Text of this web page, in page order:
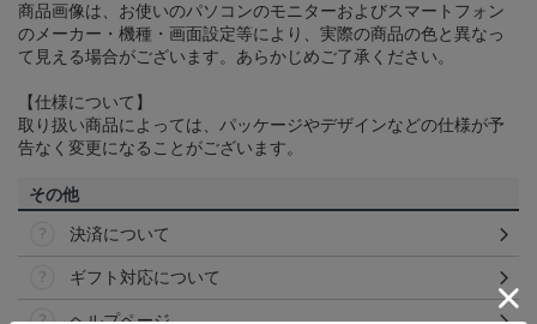
商品画像は、お使いのパソコンのモニターおよびスマートフォン
のメーカー・機種・画面設定等により、実際の商品の色と異なっ
て見える場合がございます。あらかじめご了承ください。
【仕様について】
取り扱い商品によっては、パッケージやデザインなどの仕様が予
告なく変更になることがございます。
その他
決済について
ギフト対応について